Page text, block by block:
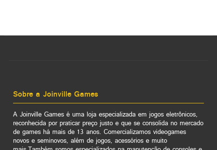
Sobre a Joinville Games
A Joinville Games é uma loja especializada em jogos eletrônicos,
reconhecida por praticar preço justo e que se consolida no mercado
de games há mais de 13 anos. Comercializamos videogames
novos e seminovos, além de jogos, acessórios e muito